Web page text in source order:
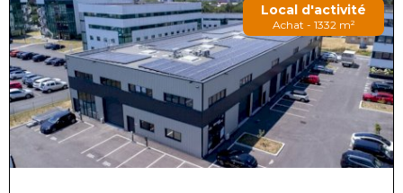
Local d'activité
Achat - 1332 m²